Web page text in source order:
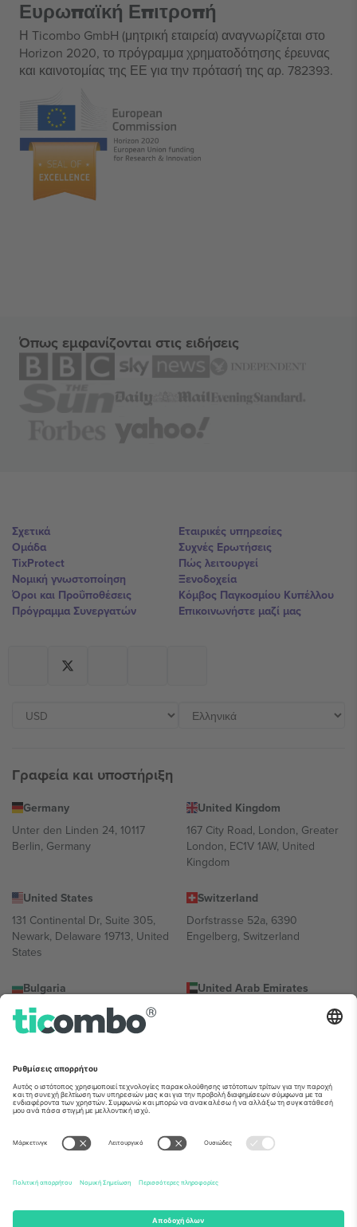
Ευρωπαϊκή Επιτροπή
Η Ticombo GmbH (μητρική εταιρεία) αναγνωρίζεται στο
Horizon 2020, το πρόγραμμα χρηματοδότησης έρευνας
και καινοτομίας της ΕΕ για την πρότασή της αρ. 782393.
Όπως εμφανίζονται στις ειδήσεις
Σχετικά
Ομάδα
TixProtect
Νομική γνωστοποίηση
Όροι και Προΰποθέσεις
Πρόγραμμα Συνεργατών
Εταιρικές υπηρεσίες
Συχνές Ερωτήσεις
Πώς λειτουργεί
Ξενοδοχεία
Κόμβος Παγκοσμίου Κυπέλλου
Επικοινωνήστε μαζί μας
Γραφεία και υποστήριξη
Germany
Unter den Linden 24, 10117
Berlin, Germany
United Kingdom
167 City Road, London, Greater
London, EC1V 1AW, United
Kingdom
United States
131 Continental Dr, Suite 305,
Newark, Delaware 19713, United
States
Switzerland
Dorfstrasse 52a, 6390
Engelberg, Switzerland
Bulgaria
Regus Sofia City West, bul
Totleben 53-55, 1606 Sofia,
United Arab Emirates
UAE Dubai Silicon Oasis, DDP
Building A1, Office 302, Dubai,
Mexico
Av Chapultepec 360, Roma
Norte, Cuauhtémoc, 06700
Ciudad de México, CDMX,
Mexico
Η νομική οντότητα του παρόχου πλατφόρμας ενδέχεται να
τομέα. Για λεπτομέρειες ανατρέξτε στη σελίδα της συγκεκριμένης